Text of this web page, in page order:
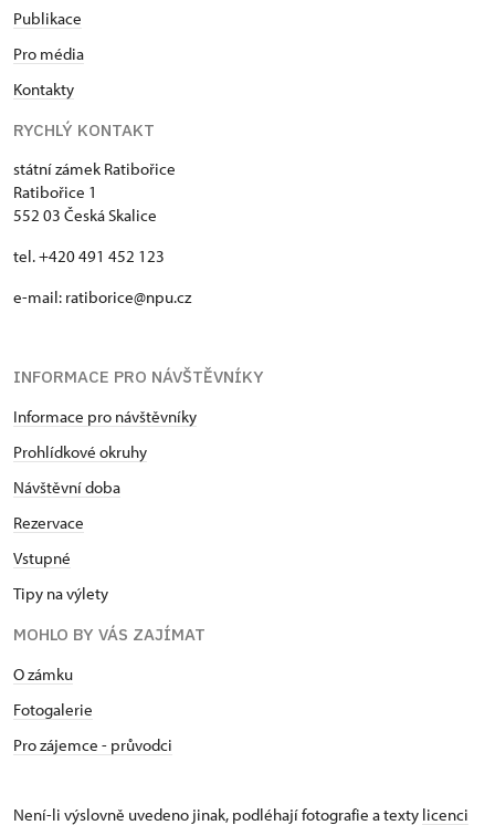
Publikace
Pro média
Kontakty
RYCHLÝ KONTAKT
státní zámek Ratibořice
Ratibořice 1
552 03 Česká Skalice
tel. +420 491 452 123
e-mail: ratiborice@npu.cz
INFORMACE PRO NÁVŠTĚVNÍKY
Informace pro návštěvníky
Prohlídkové okruhy
Návštěvní doba
Rezervace
Vstupné
Tipy na výlety
MOHLO BY VÁS ZAJÍMAT
O zámku
Fotogalerie
Pro zájemce - průvodci
Není-li výslovně uvedeno jinak, podléhají fotografie a texty licenci